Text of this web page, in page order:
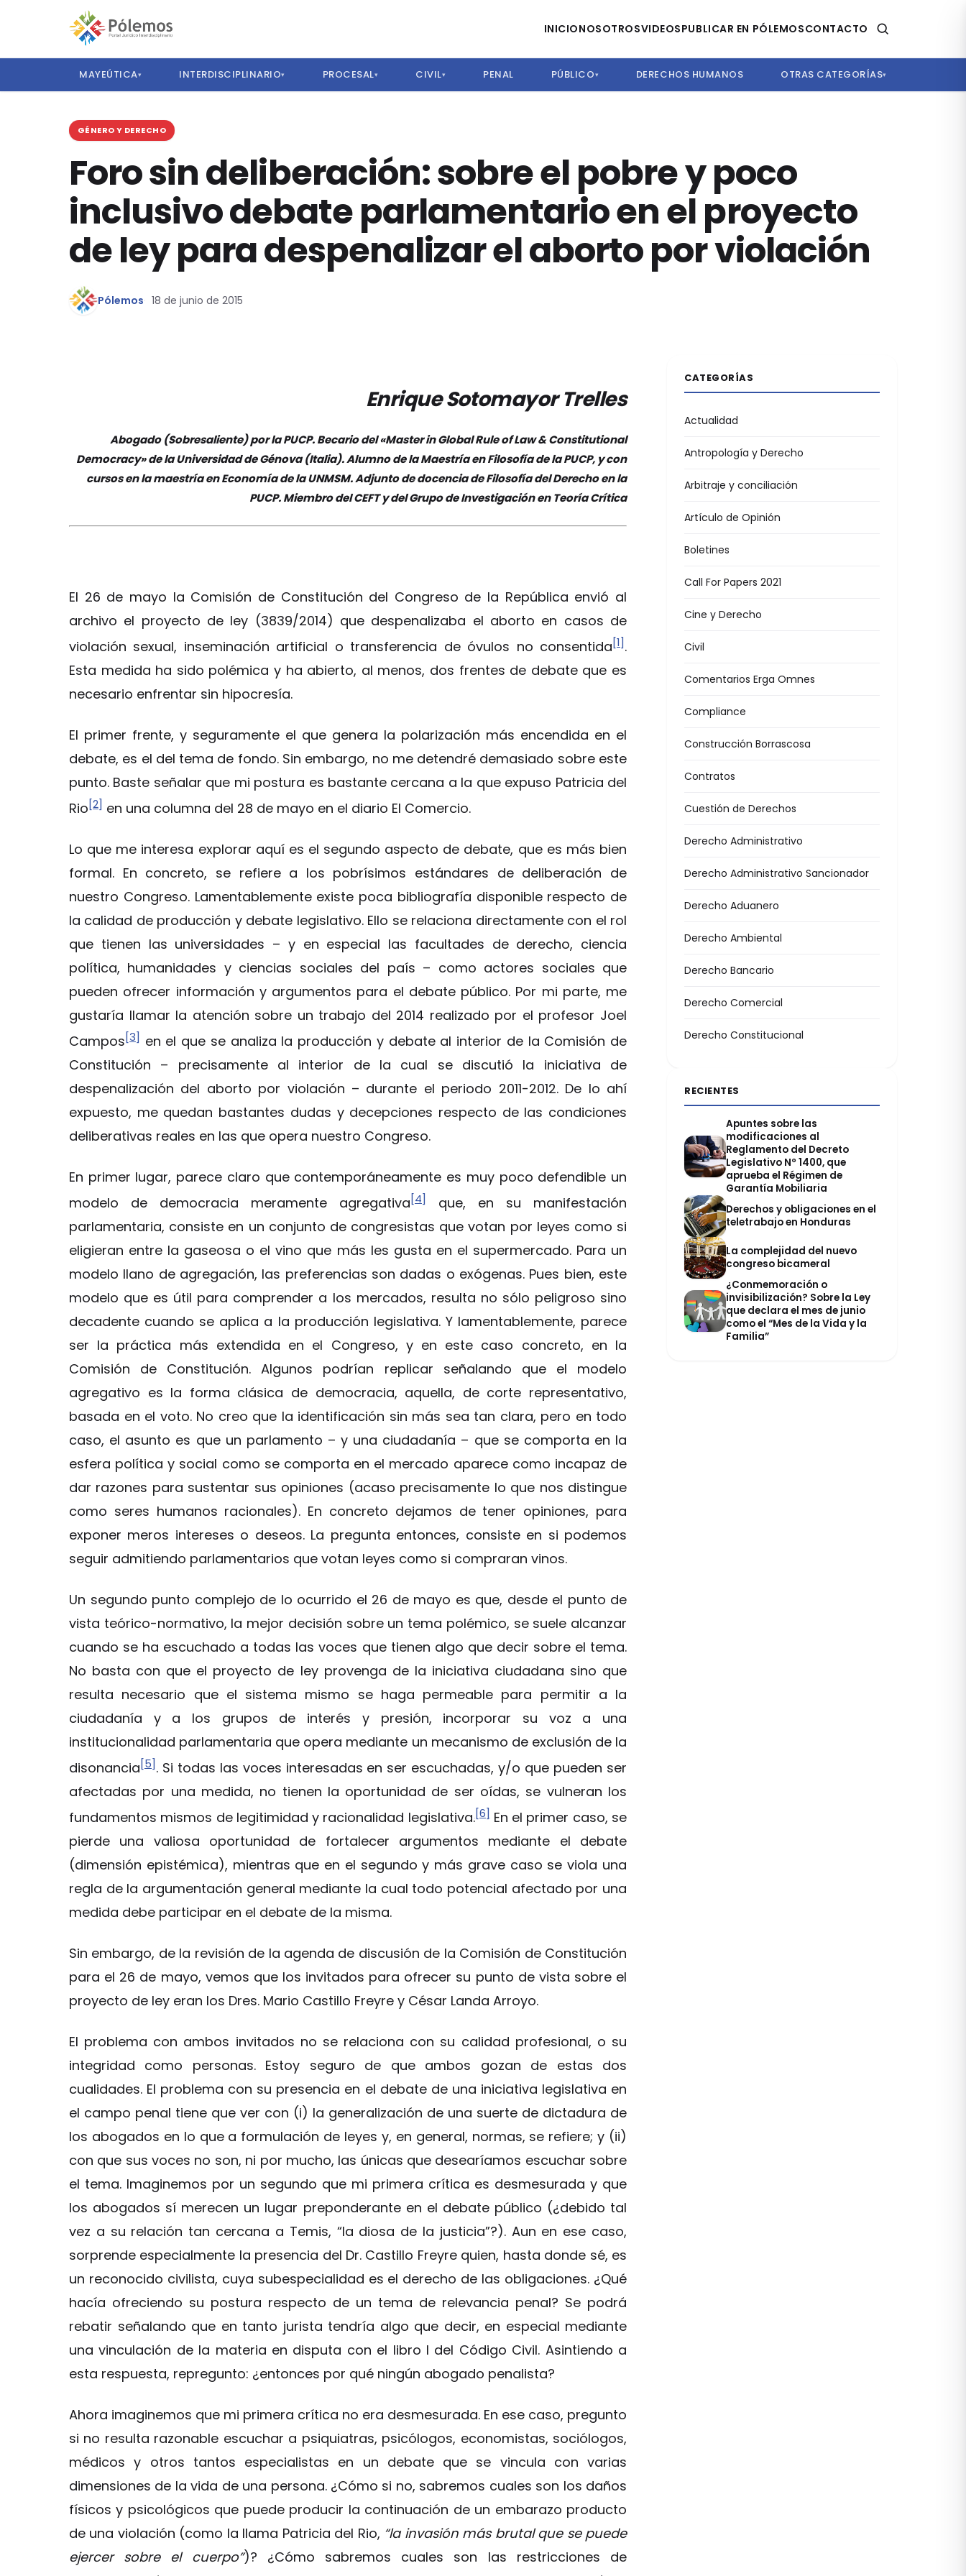
INICIONOSOTROSVIDEOSPUBLICAR EN PÓLEMOSCONTACTO
MAYEÚTICA▾ INTERDISCIPLINARIO▾ PROCESAL▾ CIVIL▾ PENAL PÚBLICO▾ DERECHOS HUMANOS OTRAS CATEGORÍAS▾
GÉNERO Y DERECHO
Foro sin deliberación: sobre el pobre y poco
inclusivo debate parlamentario en el proyecto
de ley para despenalizar el aborto por violación
Pólemos 18 de junio de 2015
Enrique Sotomayor Trelles
Abogado (Sobresaliente) por la PUCP. Becario del «Master in Global Rule of Law & Constitutional
Democracy» de la Universidad de Génova (Italia). Alumno de la Maestría en Filosofía de la PUCP, y con
cursos en la maestría en Economía de la UNMSM. Adjunto de docencia de Filosofía del Derecho en la
PUCP. Miembro del CEFT y del Grupo de Investigación en Teoría Crítica
El 26 de mayo la Comisión de Constitución del Congreso de la República envió al
archivo el proyecto de ley (3839/2014) que despenalizaba el aborto en casos de
violación sexual, inseminación artificial o transferencia de óvulos no consentida[1].
Esta medida ha sido polémica y ha abierto, al menos, dos frentes de debate que es
necesario enfrentar sin hipocresía.
El primer frente, y seguramente el que genera la polarización más encendida en el
debate, es el del tema de fondo. Sin embargo, no me detendré demasiado sobre este
punto. Baste señalar que mi postura es bastante cercana a la que expuso Patricia del
Rio[2] en una columna del 28 de mayo en el diario El Comercio.
Lo que me interesa explorar aquí es el segundo aspecto de debate, que es más bien
formal. En concreto, se refiere a los pobrísimos estándares de deliberación de
nuestro Congreso. Lamentablemente existe poca bibliografía disponible respecto de
la calidad de producción y debate legislativo. Ello se relaciona directamente con el rol
que tienen las universidades – y en especial las facultades de derecho, ciencia
política, humanidades y ciencias sociales del país – como actores sociales que
pueden ofrecer información y argumentos para el debate público. Por mi parte, me
gustaría llamar la atención sobre un trabajo del 2014 realizado por el profesor Joel
Campos[3] en el que se analiza la producción y debate al interior de la Comisión de
Constitución – precisamente al interior de la cual se discutió la iniciativa de
despenalización del aborto por violación – durante el periodo 2011-2012. De lo ahí
expuesto, me quedan bastantes dudas y decepciones respecto de las condiciones
deliberativas reales en las que opera nuestro Congreso.
En primer lugar, parece claro que contemporáneamente es muy poco defendible un
modelo de democracia meramente agregativa[4]
que, en su manifestación
parlamentaria, consiste en un conjunto de congresistas que votan por leyes como si
eligieran entre la gaseosa o el vino que más les gusta en el supermercado. Para un
modelo llano de agregación, las preferencias son dadas o exógenas. Pues bien, este
modelo que es útil para comprender a los mercados, resulta no sólo peligroso sino
decadente cuando se aplica a la producción legislativa. Y lamentablemente, parece
ser la práctica más extendida en el Congreso, y en este caso concreto, en la
Comisión de Constitución. Algunos podrían replicar señalando que el modelo
agregativo es la forma clásica de democracia, aquella, de corte representativo,
basada en el voto. No creo que la identificación sin más sea tan clara, pero en todo
caso, el asunto es que un parlamento – y una ciudadanía – que se comporta en la
esfera política y social como se comporta en el mercado aparece como incapaz de
dar razones para sustentar sus opiniones (acaso precisamente lo que nos distingue
como seres humanos racionales). En concreto dejamos de tener opiniones, para
exponer meros intereses o deseos. La pregunta entonces, consiste en si podemos
seguir admitiendo parlamentarios que votan leyes como si compraran vinos.
Un segundo punto complejo de lo ocurrido el 26 de mayo es que, desde el punto de
vista teórico-normativo, la mejor decisión sobre un tema polémico, se suele alcanzar
cuando se ha escuchado a todas las voces que tienen algo que decir sobre el tema.
No basta con que el proyecto de ley provenga de la iniciativa ciudadana sino que
resulta necesario que el sistema mismo se haga permeable para permitir a la
ciudadanía y a los grupos de interés y presión, incorporar su voz a una
institucionalidad parlamentaria que opera mediante un mecanismo de exclusión de la
disonancia[5]. Si todas las voces interesadas en ser escuchadas, y/o que pueden ser
afectadas por una medida, no tienen la oportunidad de ser oídas, se vulneran los
fundamentos mismos de legitimidad y racionalidad legislativa.[6]En el primer caso, se
pierde una valiosa oportunidad de fortalecer argumentos mediante el debate
(dimensión epistémica), mientras que en el segundo y más grave caso se viola una
regla de la argumentación general mediante la cual todo potencial afectado por una
medida debe participar en el debate de la misma.
Sin embargo, de la revisión de la agenda de discusión de la Comisión de Constitución
para el 26 de mayo, vemos que los invitados para ofrecer su punto de vista sobre el
proyecto de ley eran los Dres. Mario Castillo Freyre y César Landa Arroyo.
El problema con ambos invitados no se relaciona con su calidad profesional, o su
integridad como personas. Estoy seguro de que ambos gozan de estas dos
cualidades. El problema con su presencia en el debate de una iniciativa legislativa en
el campo penal tiene que ver con (i) la generalización de una suerte de dictadura de
los abogados en lo que a formulación de leyes y, en general, normas, se refiere; y (ii)
con que sus voces no son, ni por mucho, las únicas que desearíamos escuchar sobre
el tema. Imaginemos por un segundo que mi primera crítica es desmesurada y que
los abogados sí merecen un lugar preponderante en el debate público (¿debido tal
vez a su relación tan cercana a Temis, “la diosa de la justicia”?). Aun en ese caso,
sorprende especialmente la presencia del Dr. Castillo Freyre quien, hasta donde sé, es
un reconocido civilista, cuya subespecialidad es el derecho de las obligaciones. ¿Qué
hacía ofreciendo su postura respecto de un tema de relevancia penal? Se podrá
rebatir señalando que en tanto jurista tendría algo que decir, en especial mediante
una vinculación de la materia en disputa con el libro I del Código Civil. Asintiendo a
esta respuesta, repregunto: ¿entonces por qué ningún abogado penalista?
Ahora imaginemos que mi primera crítica no era desmesurada. En ese caso, pregunto
si no resulta razonable escuchar a psiquiatras, psicólogos, economistas, sociólogos,
médicos y otros tantos especialistas en un debate que se vincula con varias
dimensiones de la vida de una persona. ¿Cómo si no, sabremos cuales son los daños
físicos y psicológicos que puede producir la continuación de un embarazo producto
de una violación (como la llama Patricia del Rio, “la invasión más brutal que se puede
ejercer sobre el cuerpo”)? ¿Cómo sabremos cuales son las restricciones de
CATEGORÍAS
Actualidad
Antropología y Derecho
Arbitraje y conciliación
Artículo de Opinión
Boletines
Call For Papers 2021
Cine y Derecho
Civil
Comentarios Erga Omnes
Compliance
Construcción Borrascosa
Contratos
Cuestión de Derechos
Derecho Administrativo
Derecho Administrativo Sancionador
Derecho Aduanero
Derecho Ambiental
Derecho Bancario
Derecho Comercial
Derecho Constitucional
RECIENTES
Apuntes sobre las
modificaciones al
Reglamento del Decreto
Legislativo Nº 1400, que
aprueba el Régimen de
Garantía Mobiliaria
Derechos y obligaciones en el
teletrabajo en Honduras
La complejidad del nuevo
congreso bicameral
¿Conmemoración o
invisibilización? Sobre la Ley
que declara el mes de junio
como el “Mes de la Vida y la
Familia”